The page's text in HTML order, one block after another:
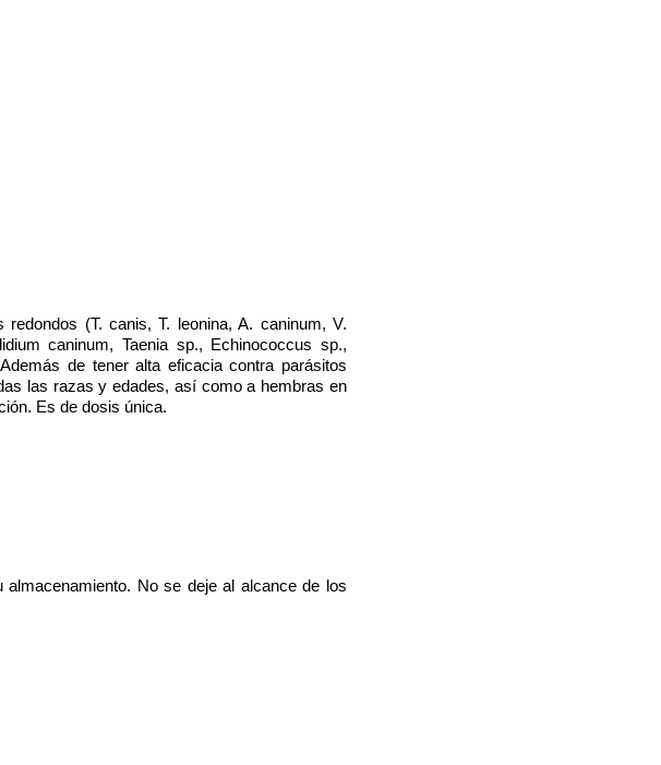
(T. canis, T. leonina, A. caninum, V.
caninum, Taenia sp., Echinococcus sp.,
de tener alta eficacia contra parásitos
las razas y edades, así como a hembras en
Es de dosis única.
No se deje al alcance de los